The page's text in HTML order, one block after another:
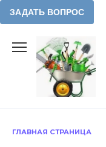
содержанию
ГЛАВНАЯ СТРАНИЦА